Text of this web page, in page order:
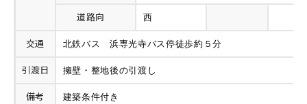
道路向 西
交通 北鉄バス 浜専光寺バス停徒歩約５分
引渡日 擁壁・整地後の引渡し
備考 建築条件付き